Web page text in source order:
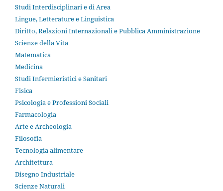
Studi Interdisciplinari e di Area
Lingue, Letterature e Linguistica
Diritto, Relazioni Internazionali e Pubblica Amministrazione
Scienze della Vita
Matematica
Medicina
Studi Infermieristici e Sanitari
Fisica
Psicologia e Professioni Sociali
Farmacologia
Arte e Archeologia
Filosofia
Tecnologia alimentare
Architettura
Disegno Industriale
Scienze Naturali